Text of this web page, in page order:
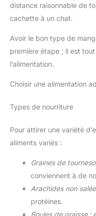
distance raisonnable de
cachette à un chat.
Avoir le bon type de
première étape ; il est
l’alimentation.
Choisir une alimentation
Types de nourriture
Pour attirer une variété
aliments variés :
Graines de
conviennent à de
Arachides non
protéines.
Boules de graisse: